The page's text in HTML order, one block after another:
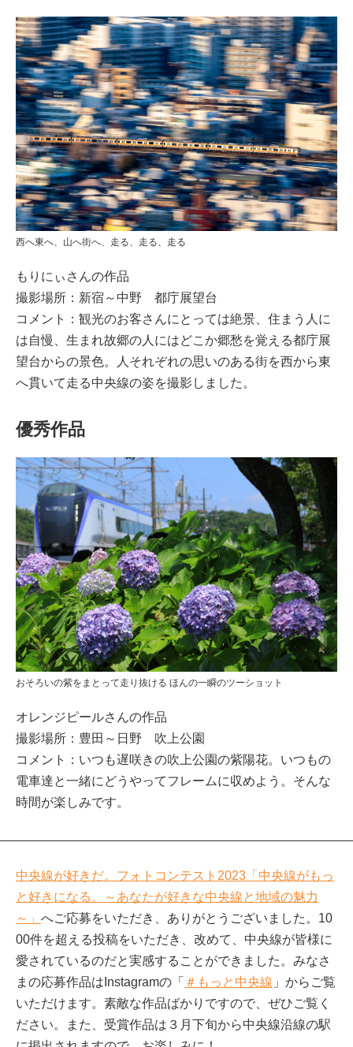
西へ東へ、山へ街へ、走る、走る、走る
もりにぃさんの作品
撮影場所：新宿～中野 都庁展望台
コメント：観光のお客さんにとっては絶景、住まう人に
は自慢、生まれ故郷の人にはどこか郷愁を覚える都庁展
望台からの景色。人それぞれの思いのある街を西から東
へ貫いて走る中央線の姿を撮影しました。
優秀作品
おそろいの紫をまとって走り抜ける ほんの一瞬のツーショット
オレンジピールさんの作品
撮影場所：豊田～日野 吹上公園
コメント：いつも遅咲きの吹上公園の紫陽花。いつもの
電車達と一緒にどうやってフレームに収めよう。そんな
時間が楽しみです。
中央線が好きだ。フォトコンテスト2023「中央線がもっ
と好きになる。～あなたが好きな中央線と地域の魅力
～」 へご応募をいただき、ありがとうございました。10
00件を超える投稿をいただき、改めて、中央線が皆様に
愛されているのだと実感することができました。みなさ
まの応募作品はInstagramの「 ＃もっと中央線 」からご覧
いただけます。素敵な作品ばかりですので、ぜひご覧く
ださい。また、受賞作品は３月下旬から中央線沿線の駅